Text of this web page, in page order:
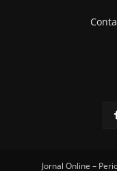
Jornal Online –